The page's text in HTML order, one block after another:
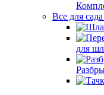
Все для
для